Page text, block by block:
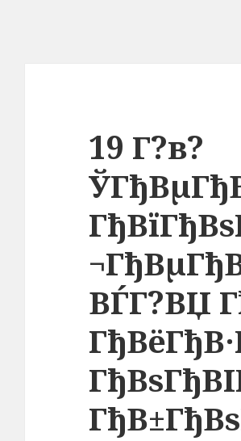
19 Г?в?
ВЃГ?ВЏ